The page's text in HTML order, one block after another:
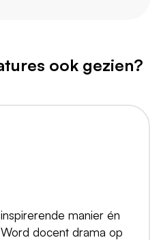
ook gezien?
manier én
docent drama op